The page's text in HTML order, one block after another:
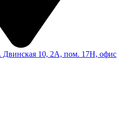
Двинская 10, 2А, пом. 17Н, офис